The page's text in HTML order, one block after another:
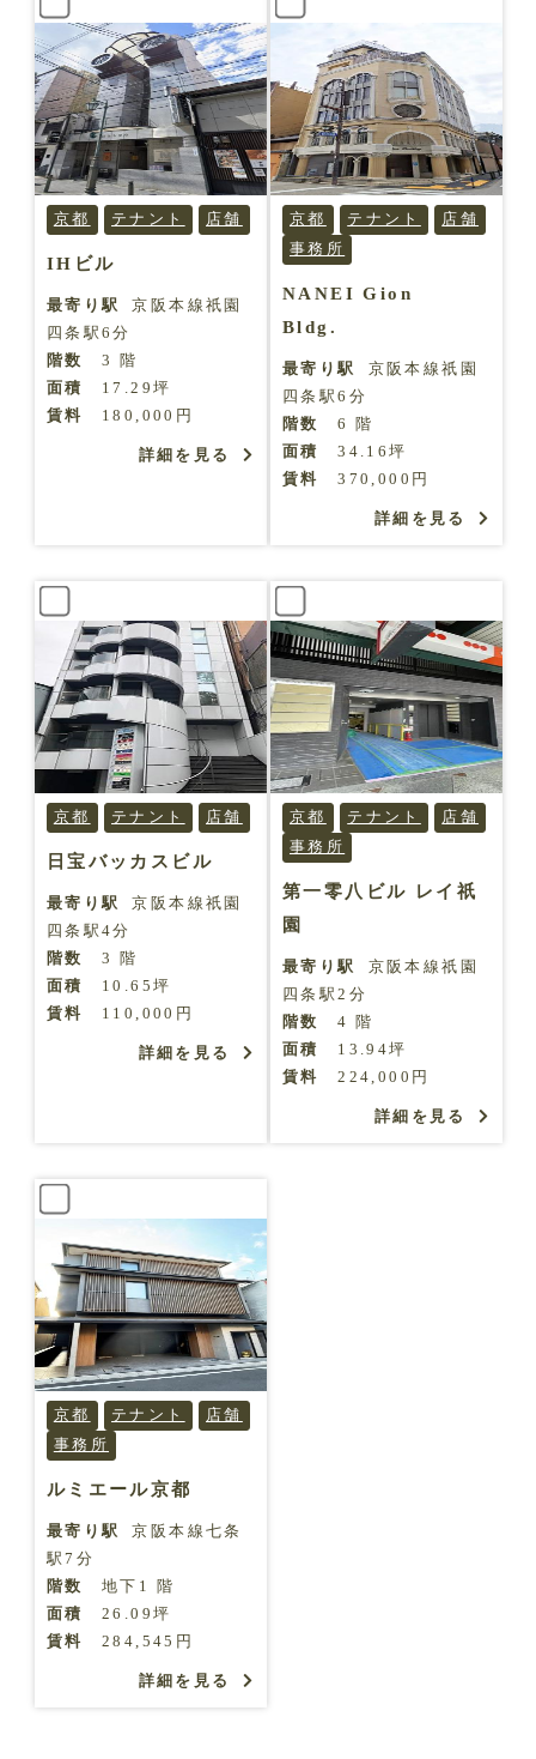
京都 テナント 店舗
IHビル
最寄り駅
京阪本線祇園
四条駅6分
階数
3 階
面積
17.29坪
賃料
180,000円
詳細を見る
京都 テナント
店舗
事務所
NANEI Gion
Bldg.
最寄り駅
京阪本線祇園
四条駅6分
階数
6 階
面積
34.16坪
賃料
370,000円
詳細を見る
京都 テナント 店舗
日宝バッカスビル
最寄り駅
京阪本線祇園
四条駅4分
階数
3 階
面積
10.65坪
賃料
110,000円
詳細を見る
京都 テナント
店舗
事務所
第一零八ビル レイ祇
園
最寄り駅
京阪本線祇園
四条駅2分
階数
4 階
面積
13.94坪
賃料
224,000円
詳細を見る
京都 テナント
店舗
事務所
ルミエール京都
最寄り駅
京阪本線七条
駅7分
階数
地下1 階
面積
26.09坪
賃料
284,545円
詳細を見る